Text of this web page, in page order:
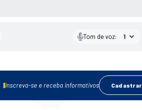
Tom de voz:
Inscreva-se e receba informativos Cadastrar